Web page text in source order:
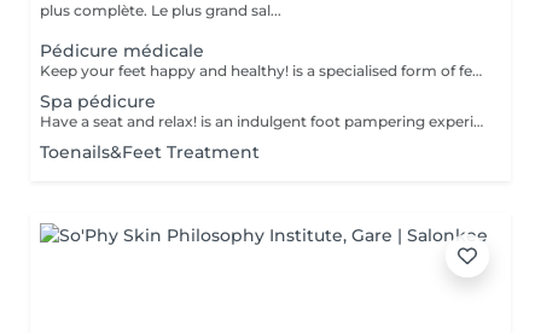
plus complète. Le plus grand sal...
Pédicure médicale
Keep your feet happy and healthy! is a specialised form of feet treatment where a nail master eliminates such problems as calluses, cracks and deformed nails etc. How is Deep Care (Medical) Pedicure done? - problem is identified - feet are disinfected and softened - calloused skin is removed - nail plate is treated - skin is treated - medical cream is applied Age restrictions: recommended to do from 16 years. Post procedure recommendations: professional home care is recommended after the procedure. Frequency: once in 3-4 weeks.
Spa pédicure
Have a seat and relax! is an indulgent foot pampering experience that typically includes exfoliation of the feet, using a foot scrub and a combination of moisturising products. Our masters do edged pedicure. How is a pedicure spa done? - feet are cleansed and soaked - nails are cut, your nail plate is shaped and filed - feet are sunk in water - scrub is applied on feet - mask is applied - the cuticle and side ridges are corrected - heels are cleaned - cuticle oil and feet cream are applied Age restrictions: recommended to do from 14 years. Post procedure recommendations: there are no post recommendations for this procedure. Frequency: once in 3-4 weeks.
Toenails&Feet Treatment